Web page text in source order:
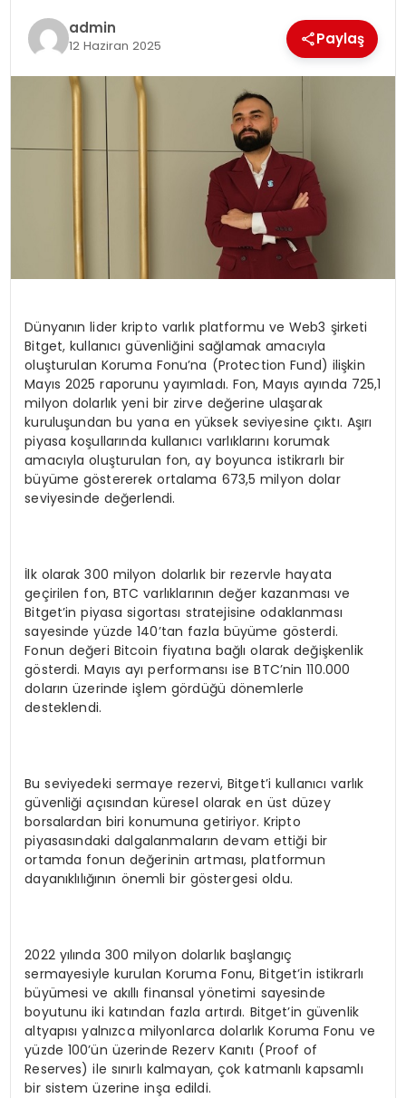
admin
12 Haziran 2025 Paylaş
Dünyanın lider kripto varlık platformu ve Web3 şirketi
Bitget, kullanıcı güvenliğini sağlamak amacıyla
oluşturulan Koruma Fonu’na (Protection Fund) ilişkin
Mayıs 2025 raporunu yayımladı. Fon, Mayıs ayında 725,1
milyon dolarlık yeni bir zirve değerine ulaşarak
kuruluşundan bu yana en yüksek seviyesine çıktı. Aşırı
piyasa koşullarında kullanıcı varlıklarını korumak
amacıyla oluşturulan fon, ay boyunca istikrarlı bir
büyüme göstererek ortalama 673,5 milyon dolar
seviyesinde değerlendi.
İlk olarak 300 milyon dolarlık bir rezervle hayata
geçirilen fon, BTC varlıklarının değer kazanması ve
Bitget’in piyasa sigortası stratejisine odaklanması
sayesinde yüzde 140’tan fazla büyüme gösterdi.
Fonun değeri Bitcoin fiyatına bağlı olarak değişkenlik
gösterdi. Mayıs ayı performansı ise BTC’nin 110.000
doların üzerinde işlem gördüğü dönemlerle
desteklendi.
Bu seviyedeki sermaye rezervi, Bitget’i kullanıcı varlık
güvenliği açısından küresel olarak en üst düzey
borsalardan biri konumuna getiriyor. Kripto
piyasasındaki dalgalanmaların devam ettiği bir
ortamda fonun değerinin artması, platformun
dayanıklılığının önemli bir göstergesi oldu.
2022 yılında 300 milyon dolarlık başlangıç
sermayesiyle kurulan Koruma Fonu, Bitget’in istikrarlı
büyümesi ve akıllı finansal yönetimi sayesinde
boyutunu iki katından fazla artırdı. Bitget’in güvenlik
altyapısı yalnızca milyonlarca dolarlık Koruma Fonu ve
yüzde 100’ün üzerinde Rezerv Kanıtı (Proof of
Reserves) ile sınırlı kalmayan, çok katmanlı kapsamlı
bir sistem üzerine inşa edildi.